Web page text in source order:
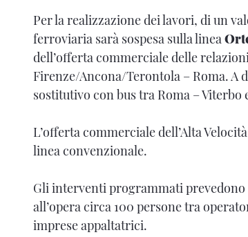
Per la realizzazione dei lavori, di un
ferroviaria sarà sospesa sulla linea
dell’offerta commerciale delle
Firenze/Ancona/Terontola – Roma. A
sostitutivo con bus tra Roma –
L’offerta commerciale dell’Alta
linea convenzionale.
Gli interventi programmati
all’opera circa 100 persone tra
imprese appaltatrici.